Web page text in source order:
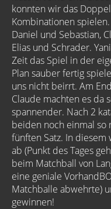
konnten wir das
Kombinationen
Daniel und Sebastian,
Elias und Schrader.
Zeit das Spiel in der
Plan sauber fertig
uns nicht beirrt. Am
Claude machten es da
spannender. Nach 2
beiden noch einmal so
fünften Satz. In
ab (Punkt des Tages
beim Matchball von
eine geniale
Matchballe abwehrte)
gewinnen!